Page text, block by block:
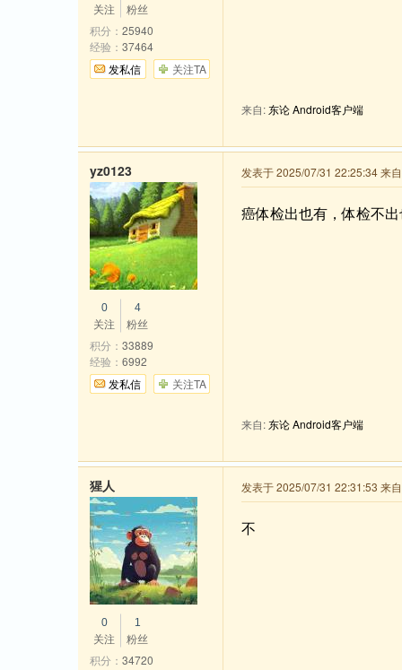
来自:东论 Android客户端
关注
粉丝
积分： 25940
经验： 37464
发私信
关注TA
发表于 2025/07/31 22:25:34 来
癌体检出也有，体检不
来自:东论 Android客户端
yz0123
0
关注
4
粉丝
积分： 33889
经验： 6992
发私信
关注TA
发表于 2025/07/31 22:31:53 来
不
猩人
0
关注
1
粉丝
积分： 34720